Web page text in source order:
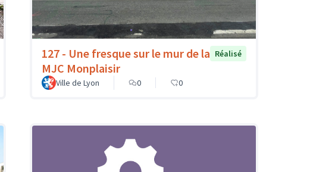
127 - Une fresque sur le mur de la
MJC Monplaisir
Réalisé
Ville de Lyon 0 0